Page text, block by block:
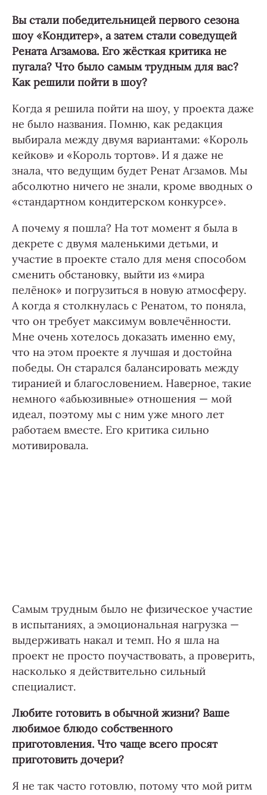
Вы стали победительницей первого сезона
шоу «Кондитер», а затем стали соведущей
Рената Агзамова. Его жёсткая критика не
пугала? Что было самым трудным для вас?
Как решили пойти в шоу?
Когда я решила пойти на шоу, у проекта даже
не было названия. Помню, как редакция
выбирала между двумя вариантами: «Король
кейков» и «Король тортов». И я даже не
знала, что ведущим будет Ренат Агзамов. Мы
абсолютно ничего не знали, кроме вводных о
«стандартном кондитерском конкурсе».
А почему я пошла? На тот момент я была в
декрете с двумя маленькими детьми, и
участие в проекте стало для меня способом
сменить обстановку, выйти из «мира
пелёнок» и погрузиться в новую атмосферу.
А когда я столкнулась с Ренатом, то поняла,
что он требует максимум вовлечённости.
Мне очень хотелось доказать именно ему,
что на этом проекте я лучшая и достойна
победы. Он старался балансировать между
тиранией и благословением. Наверное, такие
немного «абьюзивные» отношения — мой
идеал, поэтому мы с ним уже много лет
работаем вместе. Его критика сильно
мотивировала.
Самым трудным было не физическое участие
в испытаниях, а эмоциональная нагрузка —
выдерживать накал и темп. Но я шла на
проект не просто поучаствовать, а проверить,
насколько я действительно сильный
специалист.
Любите готовить в обычной жизни? Ваше
любимое блюдо собственного
приготовления. Что чаще всего просят
приготовить дочери?
Я не так часто готовлю, потому что мой ритм